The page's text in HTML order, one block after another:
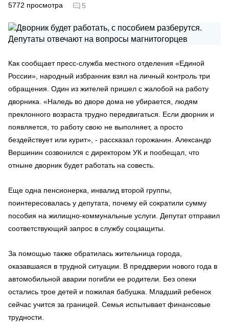
5772 просмотра 5
Как сообщает пресс-служба местного отделения «Единой
России», народный избранник взял на личный контроль три
обращения. Один из жителей пришел с жалобой на работу
дворникa. «Наледь во дворе дома не убирается, людям
преклонного возраста трудно передвигаться. Если дворник и
появляется, то работу свою не выполняет, а просто
бездействует или курит», - рассказал горожанин. Александр
Вершинин созвонился с директором УК и пообещал, что
отныне дворник будет работать на совесть.
Еще одна пенсионерка, инвалид второй группы,
поинтересовалась у депутата, почему ей сократили сумму
пособия на жилищно-коммунальные услуги. Депутат отправил
соответствующий запрос в службу соцзащиты.
За помощью также обратилась жительница города,
оказавшаяся в трудной ситуации. В преддверии нового года в
автомобильной аварии погибли ее родители. Без опеки
остались трое детей и пожилая бабушка. Младший ребенок
сейчас учится за границей. Семья испытывает финансовые
трудности.